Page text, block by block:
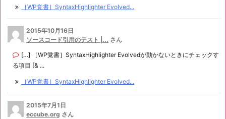
［WP覚書］SyntaxHighlighter Evolved...
2015年10月16日
ソースコード引用のテスト |... さん
[…] ［WP覚書］SyntaxHighlighter Evolvedが動かないときにチェックす
る項目 [& ...
［WP覚書］SyntaxHighlighter Evolved...
2015年7月1日
eccube.org さん